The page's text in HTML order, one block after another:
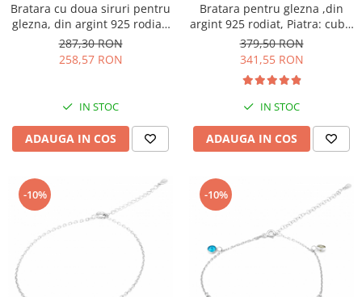
Bratara cu doua siruri pentru
glezna, din argint 925 rodiat,
Sonis Silver
287,30 RON
258,57 RON
IN STOC
ADAUGA IN COS
Bratara pentru glezna ,din
argint 925 rodiat, Piatra: cubic
zirconia, Culoare:
transparenta, Sonis Silver
379,50 RON
341,55 RON
IN STOC
ADAUGA IN COS
-10% -10%